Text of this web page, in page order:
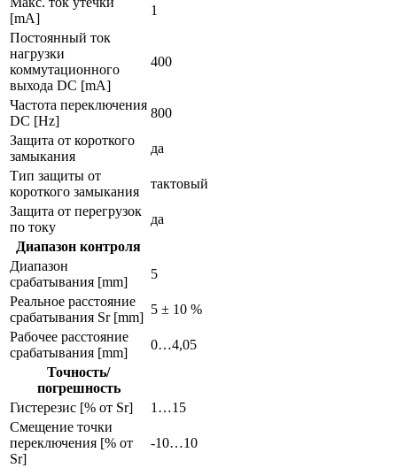
[mA]
1
Постоянный ток
нагрузки
коммутационного
выхода DC [mA]
400
Частота переключения
DC [Hz]
800
Защита от короткого
замыкания
да
Тип защиты от
короткого замыкания
тактовый
Защита от перегрузок
по току
да
Диапазон контроля
Диапазон
срабатывания [mm]
5
Реальное расстояние
срабатывания Sr [mm]
5 ± 10 %
Рабочее расстояние
срабатывания [mm]
0…4,05
Точность/
погрешность
Гистерезис [% от Sr]
1…15
Смещение точки
переключения [% от
Sr]
-10…10